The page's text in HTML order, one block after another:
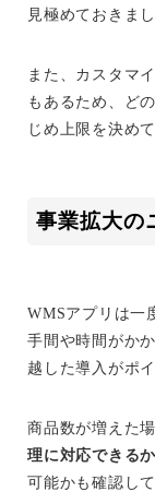
見極めておきまし
また、カスタマ
もあるため、ど
じめ上限を決め
事業拡大の
WMSアプリは一
手間や時間がか
越した導入がポ
商品数が増えた場
理に対応できるか
可能かも確認し